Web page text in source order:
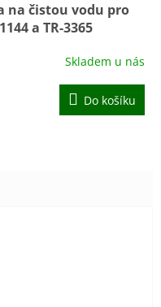
na čistou vodu pro
a TR-3365
Skladem u nás
Do košíku
5 z 5 hvězdiček.